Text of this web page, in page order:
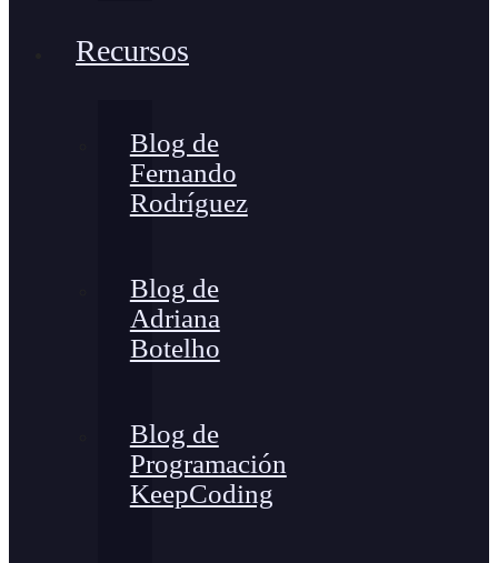
Recursos
Blog de
Fernando
Rodríguez
Blog de
Adriana
Botelho
Blog de
Programación
KeepCoding